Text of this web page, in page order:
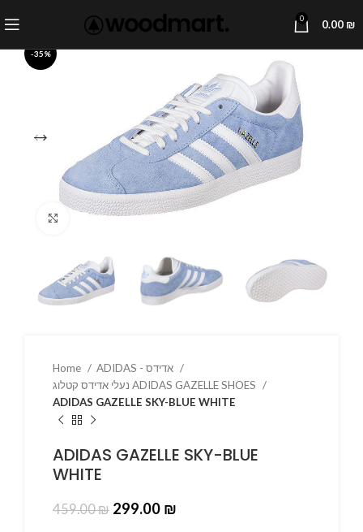
0 0.00 ₪
-35%
Click to enlarge
Home
נעלי אדידס קטלוג ADIDAS GAZELLE SHOES
ADIDAS GAZELLE SKY-BLUE WHITE
ADIDAS GAZELLE SKY-BLUE
WHITE
459.00₪ 299.00 ₪